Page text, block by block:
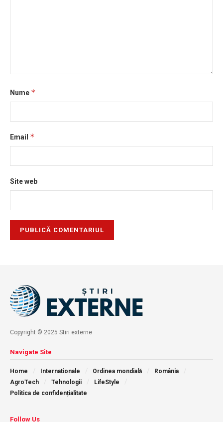
Nume *
Email *
Site web
Copyright © 2025 Stiri externe
Navigate Site
Home Internationale Ordinea mondială
România
AgroTech
Tehnologii
LifeStyle
Politica de confidențialitate
Follow Us